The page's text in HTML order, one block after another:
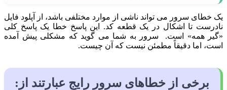
یک خطای سرور می تواند ناشی از موارد مختلفی باشد، از آپلود فایل
نادرست تا اشکال در یک قطعه کد. این پاسخ خطا یک پاسخ کلی
«گیر همه» است. سرور به شما می گوید که مشکلی پیش آمده
است، اما دقیقاً مطمئن نیست که آن چیست.
برخی از خطاهای سرور رایج عبارتند از: